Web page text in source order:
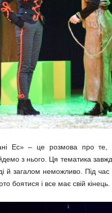
Ес» – це розмова про
з нього. Ця тематика
й загалом неможливо. Під час
боятися і все має свій кінець.